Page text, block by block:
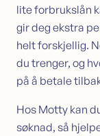
Bankordlisten
lite forbrukslån
gir deg ekstra
helt forskjellig.
du trenger, og
på å betale
Hos Motty kan
søknad, så